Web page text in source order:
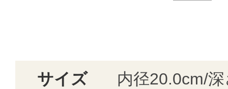
サイズ
内径20.0cm/